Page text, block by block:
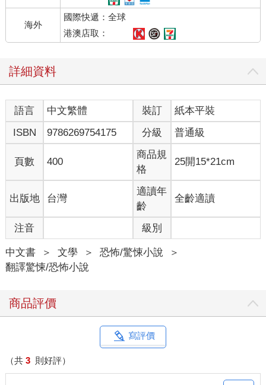
練。後來他帶領阿肯色大學和史丹佛大學贏得美國大學田徑錦標
賽冠軍。即使如此，他有天依然吸安非他命吸到精神恍惚，開車
撞死了隔壁鄰居。他被判過失致死，關了五年，之後被按立成為
牧師。現在他一次輔導五、 六個戒癮者，多數人和我一樣，都是
羅素鼓勵我重新開始接受訓練（取名為「跑向康復之路」）。他
也鼓勵我計畫未來，在新環境重新開始，遠離舊朋友和陋習。所
以他替我安排和泰德及卡蘿琳．麥斯威爾面試。他們是他妹妹的
朋友，最近搬到紐澤西春溪鎮，需要一名保母來照顧五歲的兒子
泰迪。
「他們才剛從巴塞隆納搬回來。爸爸是做電腦的，還是貿易？反
正薪水很高，我忘記細節了。總之他們搬來這裡，所以泰迪──就
那小孩，不是爸爸──秋天會開始上學。去幼稚園。所以他們希望
妳能做到九月。但如果一切順利？誰知道呢，也許他們會繼續雇
「媽媽是做什麼的？」
「卡蘿琳．麥斯威爾。她是退伍軍人醫院的醫生。我妹金妮在那
工作。我是從她那得到消息的。」
「她知道多少關於我的事？」
他聳聳肩。「別擔心。我有告訴她妳人生的故事，她等不及和妳
見面。」我肯定一臉狐疑，因為羅素看了我一眼，繼續解釋：
會，昆恩，但跟他們比，妳的過去沒那麼可怕。」
羅素靠到路旁，停在垂柳樹蔭下。「好了，昆恩，妳準備好了
我向他保證我沒問題，並跟他說我能自己坐火車回費城，要羅素
趁塞車前趕快回家。
「好啦，但妳結束時打電話給我。」他說。「我想知道後續，好
海外
國際快遞：全球
港澳店取：
詳細資料
語言 中文繁體 裝訂
紙本平裝
ISBN
9786269754175 分級 普通級
頁數 400
商品規
格
25開15*21cm
出版地 台灣
適讀年
齡
全齡適讀
注音 級別
中文書 ＞ 文學 ＞ 恐怖/驚悚小說
＞
翻譯驚悚/恐怖小說
商品評價
寫評價
（共 3 則好評）